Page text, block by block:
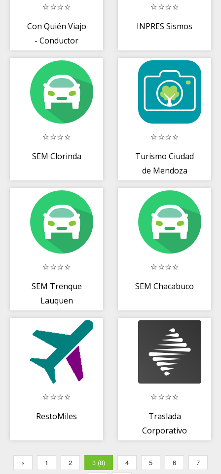
Con Quién Viajo
- Conductor
INPRES Sismos
SEM Clorinda
Turismo Ciudad
de Mendoza
SEM Trenque
Lauquen
SEM Chacabuco
RestoMiles
Traslada
Corporativo
« 1 2 3 (8) 4 5 6
7